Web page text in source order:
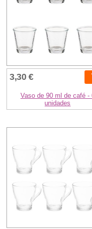
3,30 €
Vaso de 90 ml de café -
unidades